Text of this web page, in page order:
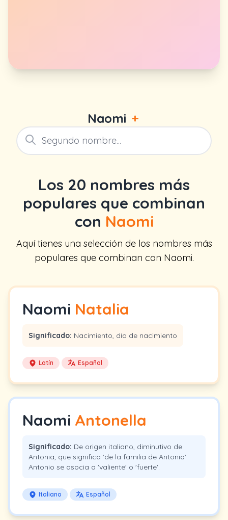
Naomi +
Los 20 nombres más
populares que combinan
con Naomi
Aquí tienes una selección de los nombres más
populares que combinan con Naomi.
Naomi Natalia
Significado: Nacimiento, día de nacimiento
Latín Español
Naomi Antonella
Significado: De origen italiano, diminutivo de
Antonia, que significa 'de la familia de Antonio'.
Antonio se asocia a 'valiente' o 'fuerte'.
Italiano Español